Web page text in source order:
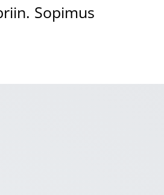
Sopimus